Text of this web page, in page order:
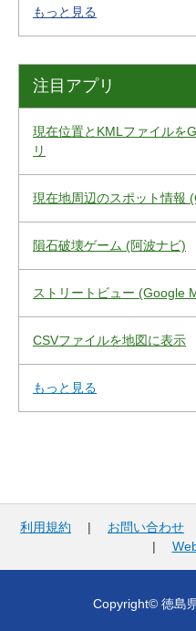
もっと見る
注目アプリ
現在位置とKMLファイルを
リ
現在地周辺のスポット情報
隕石破壊ゲーム (阿波ナビ)
ストリートビュー (Google
CSVファイルを地図に表示
もっと見る
利用規約 | お問い合わせ
|
Copyright© 徳島